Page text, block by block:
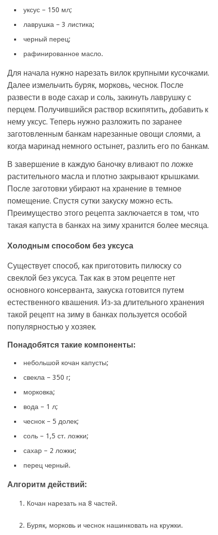
уксус – 150 мл;
лаврушка – 3 листика;
черный перец;
рафинированное масло.
Для начала нужно нарезать вилок крупными кусочками.
Далее измельчить буряк, морковь, чеснок. После
развести в воде сахар и соль, закинуть лаврушку с
перцем. Получившийся раствор вскипятить, добавить к
нему уксус. Теперь нужно разложить по заранее
заготовленным банкам нарезанные овощи слоями, а
когда маринад немного остынет, разлить его по банкам.
В завершение в каждую баночку вливают по ложке
растительного масла и плотно закрывают крышками.
После заготовки убирают на хранение в темное
помещение. Спустя сутки закуску можно есть.
Преимущество этого рецепта заключается в том, что
такая капуста в банках на зиму хранится более месяца.
Холодным способом без уксуса
Существует способ, как приготовить пилюску со
свеклой без уксуса. Так как в этом рецепте нет
основного консерванта, закуска готовится путем
естественного квашения. Из-за длительного хранения
такой рецепт на зиму в банках пользуется особой
популярностью у хозяек.
Понадобятся такие компоненты:
небольшой кочан капусты;
свекла – 350 г;
морковка;
вода – 1 л;
чеснок – 5 долек;
соль – 1,5 ст. ложки;
сахар – 2 ложки;
перец черный.
Алгоритм действий:
Кочан нарезать на 8 частей.
Буряк, морковь и чеснок нашинковать на кружки.